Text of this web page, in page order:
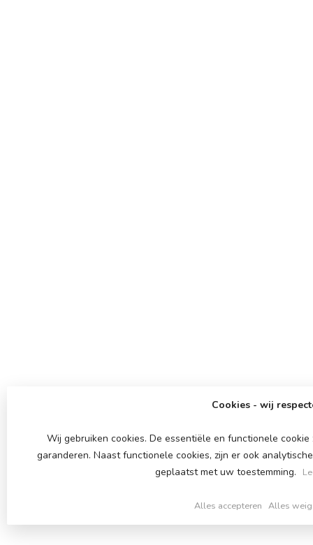
Cookies - wij
Wij gebruiken cookies. De essentiële en functionele
garanderen. Naast functionele cookies, zijn er ook
geplaatst met uw toestemming.
Alles accepteren Alles